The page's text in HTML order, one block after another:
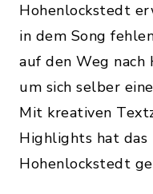
Hohenlockstedt
in dem Song
auf den Weg nach
um sich selber
Mit kreativen
Highlights hat das
Hohenlockstedt